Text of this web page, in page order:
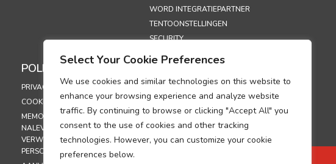
Select Your Cookie Preferences
We use cookies and similar technologies on this website to
enhance your browsing experience and analyze website
traffic. By continuing to browse or clicking "Accept All" you
consent to the use of cookies and other tracking
technologies. However, you can customize your cookie
preferences below.
WORD INTEGRATIEPARTNER
TENTOONSTELLINGEN
SECURITY
POLICIES
PRIVACYBELEID
COOKIEBELEID
MEMORANDUM OVER
NALEVING VAN DE
VERWERKING VAN
PERSOONSGEGEVENS